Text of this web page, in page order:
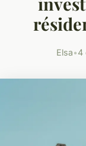
Elsa•4